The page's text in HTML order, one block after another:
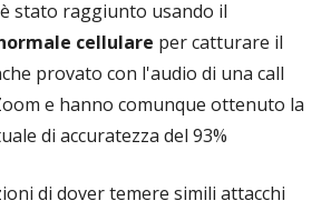
stato raggiunto usando il
cellulare per catturare il
provato con l'audio di una call
e hanno comunque ottenuto la
di accuratezza del 93%
di dover temere simili attacchi